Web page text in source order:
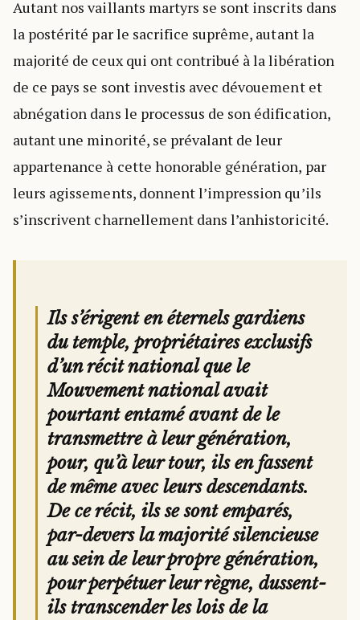
Autant nos vaillants martyrs se sont inscrits dans
la postérité par le sacrifice suprême, autant la
majorité de ceux qui ont contribué à la libération
de ce pays se sont investis avec dévouement et
abnégation dans le processus de son édification,
autant une minorité, se prévalant de leur
appartenance à cette honorable génération, par
leurs agissements, donnent l’impression qu’ils
s’inscrivent charnellement dans l’anhistoricité.
Ils s’érigent en éternels gardiens
du temple, propriétaires exclusifs
d’un récit national que le
Mouvement national avait
pourtant entamé avant de le
transmettre à leur génération,
pour, qu’à leur tour, ils en fassent
de même avec leurs descendants.
De ce récit, ils se sont emparés,
par-devers la majorité silencieuse
au sein de leur propre génération,
pour perpétuer leur règne, dussent-
ils transcender les lois de la